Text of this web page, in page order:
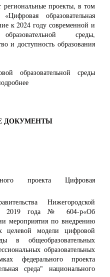
проекты, в том
образовательная
к 2024 году современной и
среды,
и доступность образования
образовательной среды
ДОКУМЕНТЫ
проекта Цифровая
Нижегородской
2019 года № 604-р«Об
мероприятия по внедрению
модели цифровой
в общеобразовательных
образовательных
федерального проекта
среда" национального